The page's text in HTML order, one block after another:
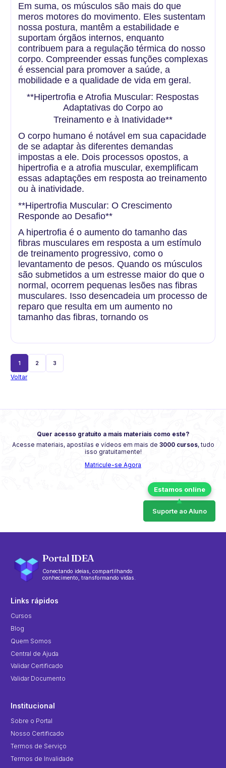
Em suma, os músculos são mais do que
meros motores do movimento. Eles sustentam
nossa postura, mantêm a estabilidade e
suportam órgãos internos, enquanto
contribuem para a regulação térmica do nosso
corpo. Compreender essas funções complexas
é essencial para promover a saúde, a
mobilidade e a qualidade de vida em geral.
**Hipertrofia e Atrofia Muscular: Respostas
Adaptativas do Corpo ao
Treinamento e à Inatividade**
O corpo humano é notável em sua capacidade
de se adaptar às diferentes demandas
impostas a ele. Dois processos opostos, a
hipertrofia e a atrofia muscular, exemplificam
essas adaptações em resposta ao treinamento
ou à inatividade.
**Hipertrofia Muscular: O Crescimento
Responde ao Desafio**
A hipertrofia é o aumento do tamanho das
fibras musculares em resposta a um estímulo
de treinamento progressivo, como o
levantamento de pesos. Quando os músculos
são submetidos a um estresse maior do que o
normal, ocorrem pequenas lesões nas fibras
musculares. Isso desencadeia um processo de
reparo que resulta em um aumento no
tamanho das fibras, tornando os
1 2 3
Voltar
Quer acesso gratuito a mais materiais como este?
Acesse materiais, apostilas e vídeos em mais de 3000 cursos, tudo
isso gratuitamente!
Matricule-se Agora
Suporte ao Aluno
Portal IDEA
Conectando ideias, compartilhando
conhecimento, transformando vidas.
Links rápidos
Cursos
Blog
Quem Somos
Central de Ajuda
Validar Certificado
Validar Documento
Institucional
Sobre o Portal
Nosso Certificado
Termos de Serviço
Termos de Invalidade